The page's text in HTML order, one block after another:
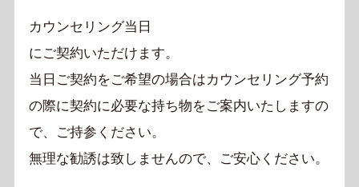
カウンセリング当日
にご契約いただけます。
当日ご契約をご希望の場合はカウンセリング予約
の際に契約に必要な持ち物をご案内いたしますの
で、
ご持参ください。
無理な勧誘は致しませんので、ご安心ください。